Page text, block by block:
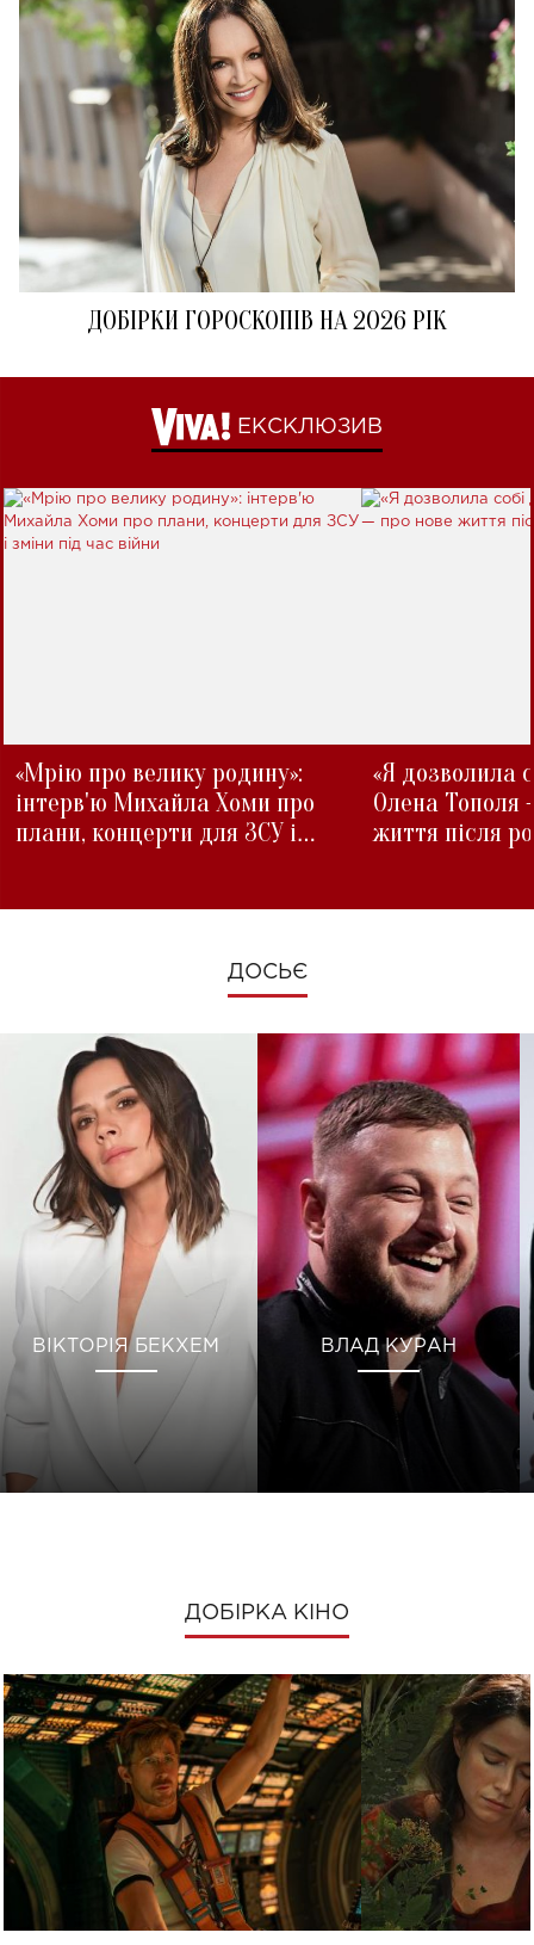
ДОБІРКИ ГОРОСКОПІВ НА 2026 РІК
ЕКСКЛЮЗИВ
«Мрію про велику родину»:
інтерв'ю Михайла Хоми про
плани, концерти для ЗСУ і
«Я дозволила
Олена Тополя
життя після
ДОСЬЄ
ВІКТОРІЯ БЕКХЕМ ВЛАД КУРАН
ДОБІРКА КІНО